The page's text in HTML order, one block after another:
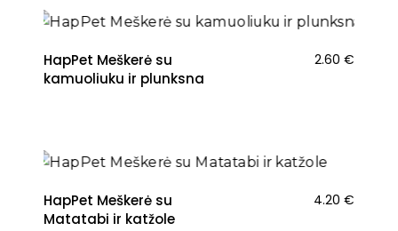
HapPet Meškerė su
kamuoliuku ir plunksna
2.60 €
HapPet Meškerė su
Matatabi ir katžole
4.20 €